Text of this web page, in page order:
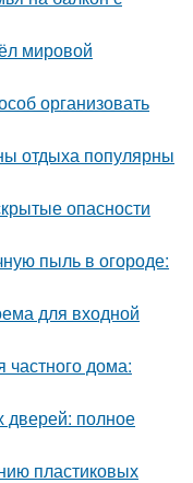
мировой
организовать
отдыха популярны
опасности
пыль в огороде:
для входной
дома:
полное
пластиковых